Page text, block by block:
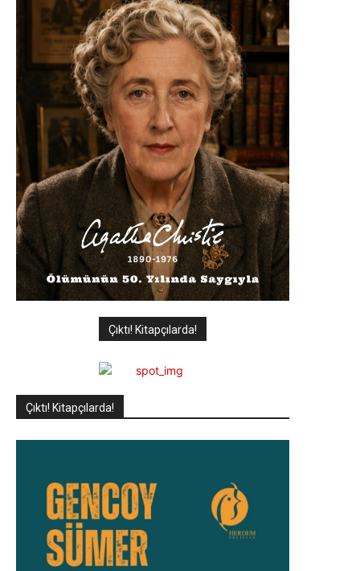
Çıktı! Kitapçılarda!
Çıktı! Kitapçılarda!